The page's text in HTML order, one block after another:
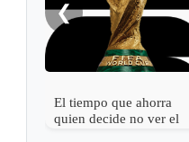
❮
El tiempo que ahorra
quien decide no ver el